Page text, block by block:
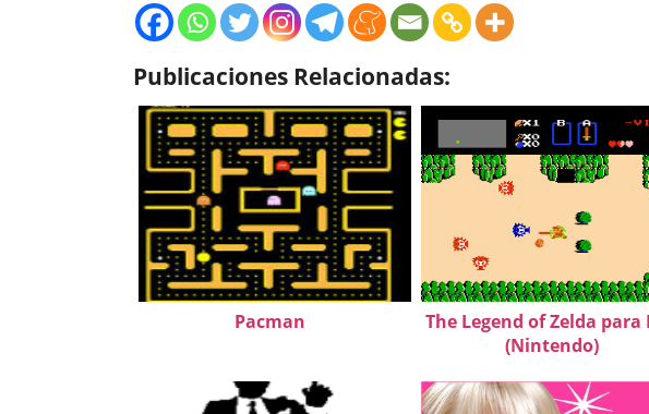
Publicaciones Relacionadas:
Pacman
The Legend of Zelda para
(Nintendo)